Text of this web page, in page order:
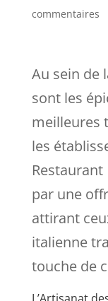
commentaires
Au sein de
sont les
meilleures
les
par une
attirant
italienne
touche de